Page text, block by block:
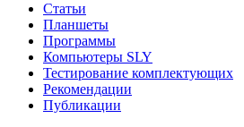
Статьи
Планшеты
Программы
Компьютеры SLY
Тестирование комплектующих
Рекомендации
Публикации